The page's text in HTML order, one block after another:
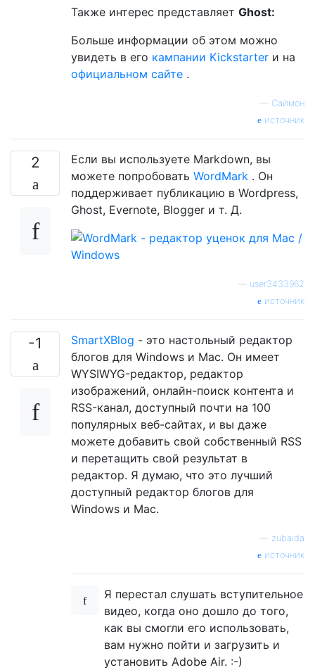
Также интерес представляет Ghost:
Больше информации об этом можно
увидеть в его кампании Kickstarter и на
официальном сайте .
— Саймон
источник
2
Если вы используете Markdown, вы
можете попробовать WordMark . Он
поддерживает публикацию в Wordpress,
Ghost, Evernote, Blogger и т. Д.
user3433962
источник
-1 SmartXBlog - это настольный редактор
блогов для Windows и Mac. Он имеет
WYSIWYG-редактор, редактор
изображений, онлайн-поиск контента и
RSS-канал, доступный почти на 100
популярных веб-сайтах, и вы даже
можете добавить свой собственный RSS
и перетащить свой результат в
редактор. Я думаю, что это лучший
доступный редактор блогов для
Windows и Mac.
zubaida
источник
Я перестал слушать вступительное
видео, когда оно дошло до того,
как вы смогли его использовать,
вам нужно пойти и загрузить и
установить Adobe Air. :-)